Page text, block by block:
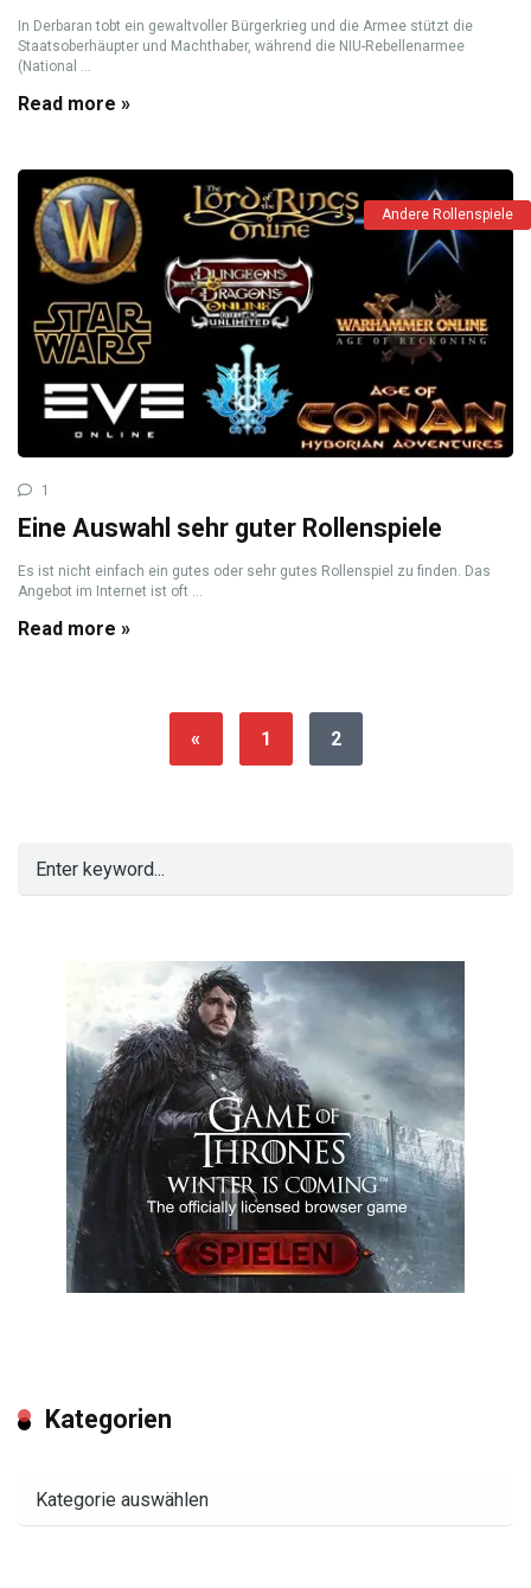
In Derbaran tobt ein gewaltvoller Bürgerkrieg und die Armee stützt die
Staatsoberhäupter und Machthaber, während die NIU-Rebellenarmee
(National ...
Read more »
Andere Rollenspiele
1
Eine Auswahl sehr guter Rollenspiele
Es ist nicht einfach ein gutes oder sehr gutes Rollenspiel zu finden. Das
Angebot im Internet ist oft ...
Read more »
« 1 2
Kategorien